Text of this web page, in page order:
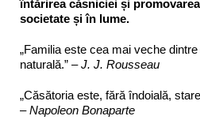
întărirea căsniciei și
societate și în lume.
„Familia este cea mai veche
naturală.” –J. J. Rousseau
„Căsătoria este, fără îndoială,
–Napoleon Bonaparte